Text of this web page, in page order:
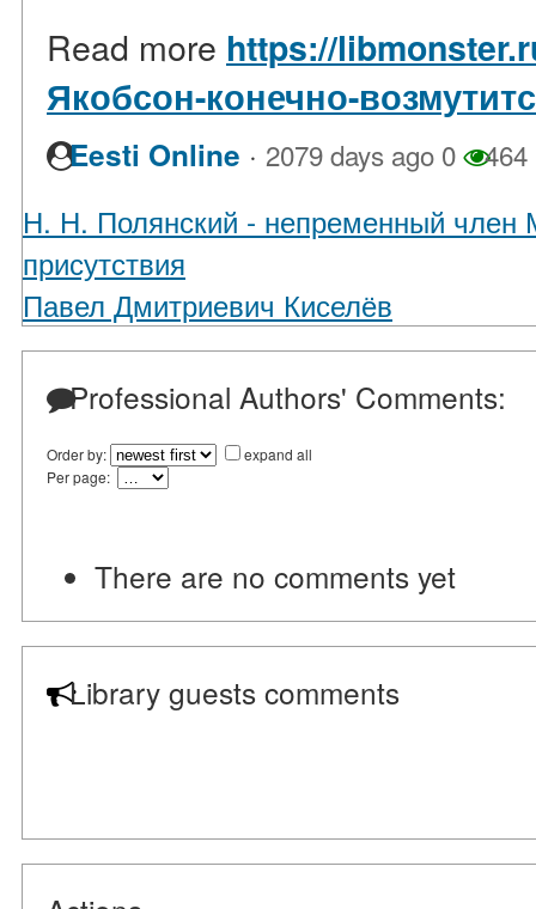
Read more https://
Якобсон-конечно-
Eesti Online · 2079 days ago 0 464
Н. Н. Полянский - непременный член
присутствия
Павел Дмитриевич Киселёв
Professional Authors' Comments:
Order by:
expand all
Per page:
There are no comments yet
Library guests comments